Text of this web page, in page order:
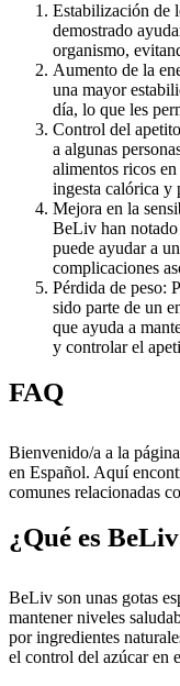
Estabilización de
demostrado
organismo,
Aumento de la
una mayor
día, lo que les
Control del
a algunas
alimentos ricos
ingesta calórica y
Mejora en la
BeLiv han
puede ayudar a
complicaciones
Pérdida de peso:
sido parte de un
que ayuda a
y controlar el
FAQ
Bienvenido/a a la
en Español. Aquí
comunes relacionadas
¿Qué es
BeLiv son unas gotas
mantener niveles
por ingredientes
el control del azúcar en